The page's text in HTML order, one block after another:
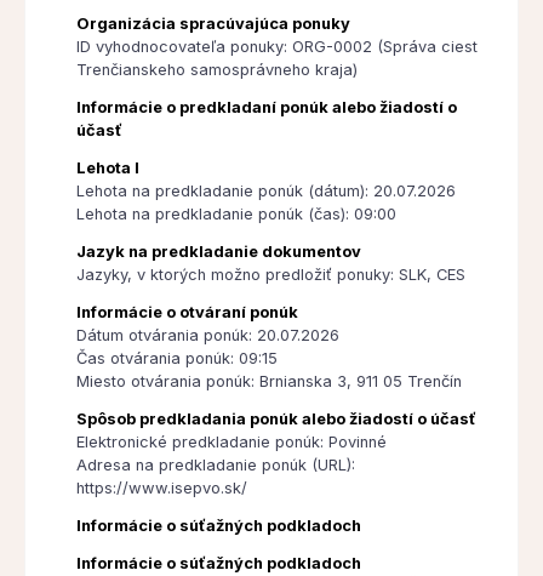
Organizácia spracúvajúca ponuky
ID vyhodnocovateľa ponuky: ORG-0002 (Správa ciest
Trenčianskeho samosprávneho kraja)
Informácie o predkladaní ponúk alebo žiadostí o
účasť
Lehota I
Lehota na predkladanie ponúk (dátum): 20.07.2026
Lehota na predkladanie ponúk (čas): 09:00
Jazyk na predkladanie dokumentov
Jazyky, v ktorých možno predložiť ponuky: SLK, CES
Informácie o otváraní ponúk
Dátum otvárania ponúk: 20.07.2026
Čas otvárania ponúk: 09:15
Miesto otvárania ponúk: Brnianska 3, 911 05 Trenčín
Spôsob predkladania ponúk alebo žiadostí o účasť
Elektronické predkladanie ponúk: Povinné
Adresa na predkladanie ponúk (URL):
https://www.isepvo.sk/
Informácie o súťažných podkladoch
Informácie o súťažných podkladoch